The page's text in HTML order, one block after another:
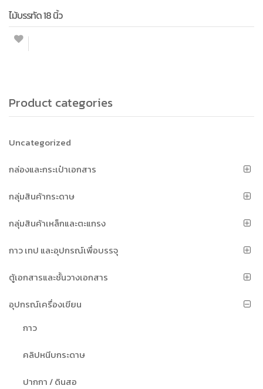
ไม้บรรทัด 18 นิ้ว
Product categories
Uncategorized
กล่องและกระเป๋าเอกสาร
กลุ่มสินค้ากระดาษ
กลุ่มสินค้าเหล็กและตะแกรง
กาว เทป และอุปกรณ์เพื่อบรรจุ
ตู้เอกสารและชั้นวางเอกสาร
อุปกรณ์เครื่องเขียน
กาว
คลิปหนีบกระดาษ
ปากกา / ดินสอ